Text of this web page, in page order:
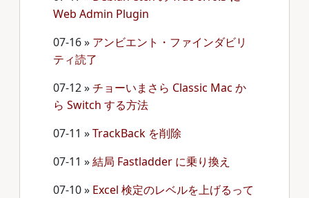
Web Admin Plugin
07-16» アンビエント・ファインダビリ
ティ読了
07-12»チョーいまさら Classic Mac か
ら Switch する方法
07-11 »TrackBack を削除
07-11 »結局 Fastladder に乗り換え
07-10» Excel 検定のレベルを上げるって